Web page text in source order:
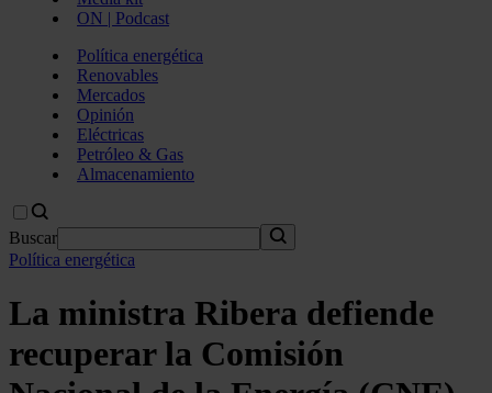
ON | Podcast
Política energética
Renovables
Mercados
Opinión
Eléctricas
Petróleo & Gas
Almacenamiento
Buscar
Política energética
La ministra Ribera defiende
recuperar la Comisión